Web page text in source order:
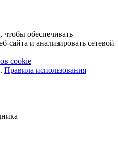
обеспечивать
сайта и анализировать сетевой
cookie
Правила использования